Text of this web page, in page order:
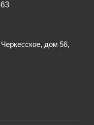
дом 56,